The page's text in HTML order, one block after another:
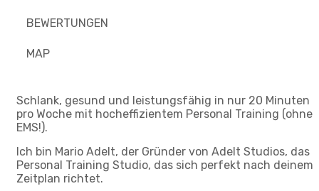
BEWERTUNGEN
MAP
Schlank, gesund und leistungsfähig in nur 20 Minuten
pro Woche mit hocheffizientem Personal Training (ohne
EMS!).
Ich bin Mario Adelt, der Gründer von Adelt Studios, das
Personal Training Studio, das sich perfekt nach deinem
Zeitplan richtet.